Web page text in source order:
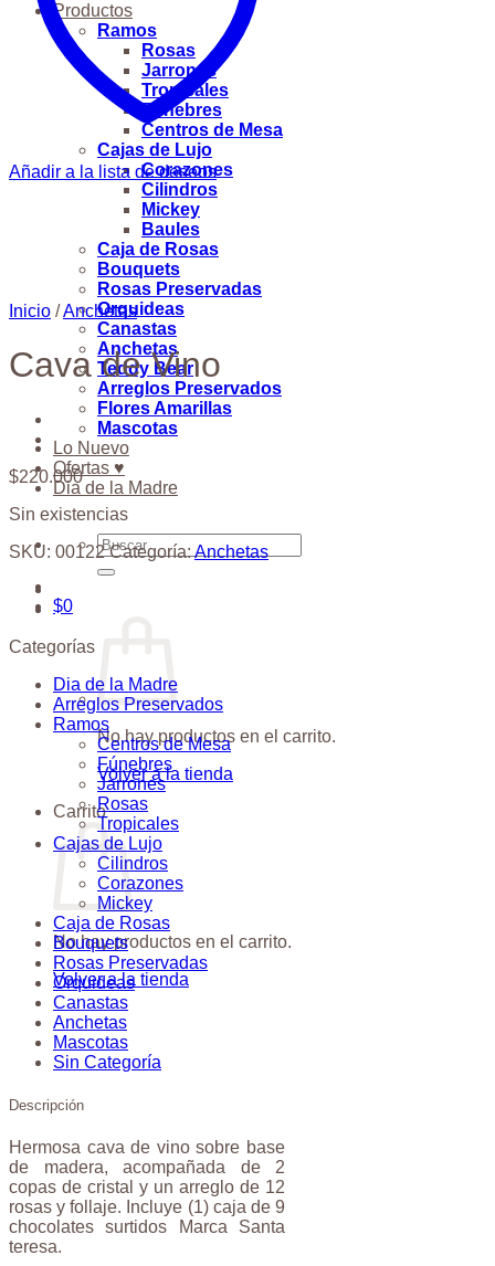
Productos
Ramos
Rosas
Jarrones
Tropicales
Fúnebres
Centros de Mesa
Cajas de Lujo
Corazones
Cilindros
Mickey
Baules
Caja de Rosas
Bouquets
Rosas Preservadas
Orquideas
Canastas
Anchetas
Teddy Bear
Arreglos Preservados
Flores Amarillas
Mascotas
Lo Nuevo
Ofertas ♥
Dia de la Madre
Buscar
por:
$0
No hay productos en el carrito.
Volver a la tienda
Carrito
No hay productos en el carrito.
Volver a la tienda
Añadir a la lista de deseos
Inicio /Anchetas
Cava de Vino
$220.000
Sin existencias
SKU: 00122 Categoría:Anchetas
Categorías
Dia de la Madre
Arreglos Preservados
Ramos
Centros de Mesa
Fúnebres
Jarrones
Rosas
Tropicales
Cajas de Lujo
Cilindros
Corazones
Mickey
Caja de Rosas
Bouquets
Rosas Preservadas
Orquideas
Canastas
Anchetas
Mascotas
Sin Categoría
Descripción
Hermosa cava de vino sobre base
de madera, acompañada de 2
copas de cristal y un arreglo de 12
rosas y follaje. Incluye (1) caja de 9
chocolates surtidos Marca Santa
teresa.